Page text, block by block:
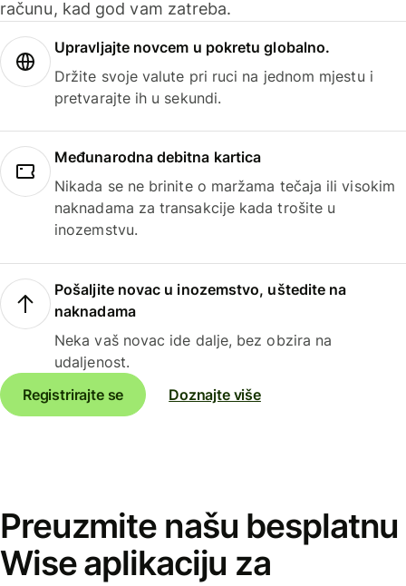
računu, kad god vam zatreba.
Upravljajte novcem u pokretu globalno.
Držite svoje valute pri ruci na jednom mjestu i
pretvarajte ih u sekundi.
Međunarodna debitna kartica
Nikada se ne brinite o maržama tečaja ili visokim
naknadama za transakcije kada trošite u
inozemstvu.
Pošaljite novac u inozemstvo, uštedite na
naknadama
Neka vaš novac ide dalje, bez obzira na
udaljenost.
Registrirajte se
Doznajte više
Preuzmite našu besplatnu
Wise aplikaciju za